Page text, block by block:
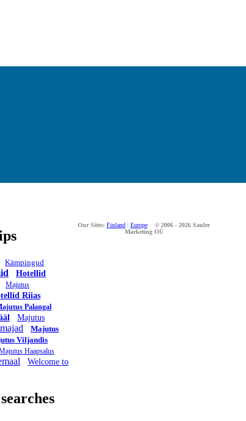
Kämpingud
Hotellid
Majutus
Riias
Palangal
Majutus
Majutus
Viljandis
Haapsalus
Welcome to
Our Sites: Finland | Europe
© 2006 - 2026 Sauler
Marketing OÜ